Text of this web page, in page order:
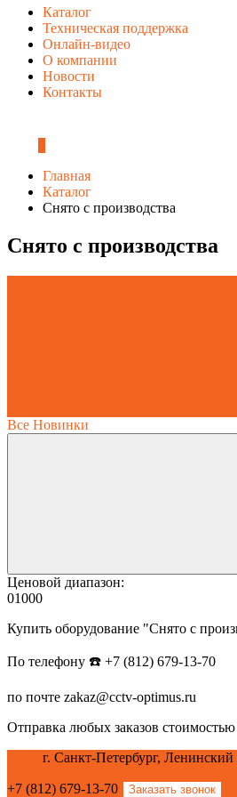
Каталог
Техническая поддержка
Онлайн-видео
О компании
Новости
Контакты
Главная
Каталог
Снято с производства
Снято с производства
Все Новинки
Ценовой диапазон:
01000
Купить оборудование "Снято с
По телефону ☎️ +7 (812) 679-13-70
по почте zakaz@cctv-optimus.ru
Отправка любых заказов
г. Санкт-Петербург,
+7 (812) 679-13-70 Заказать звонок